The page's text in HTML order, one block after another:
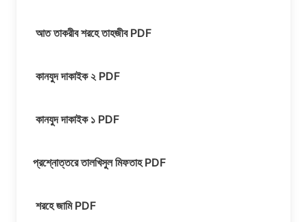
আত তাকরীব শরহে তাহজীব PDF
কানযুদ দাকাইক ২ PDF
কানযুদ দাকাইক ১ PDF
প্রশ্নোত্তরে তালখিসুল মিফতাহ PDF
শরহে জামি PDF